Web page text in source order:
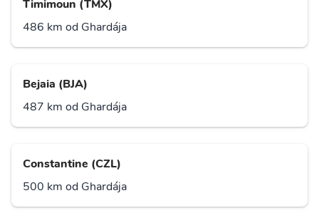
Timimoun (TMX)
486 km od Ghardája
Bejaia (BJA)
487 km od Ghardája
Constantine (CZL)
500 km od Ghardája